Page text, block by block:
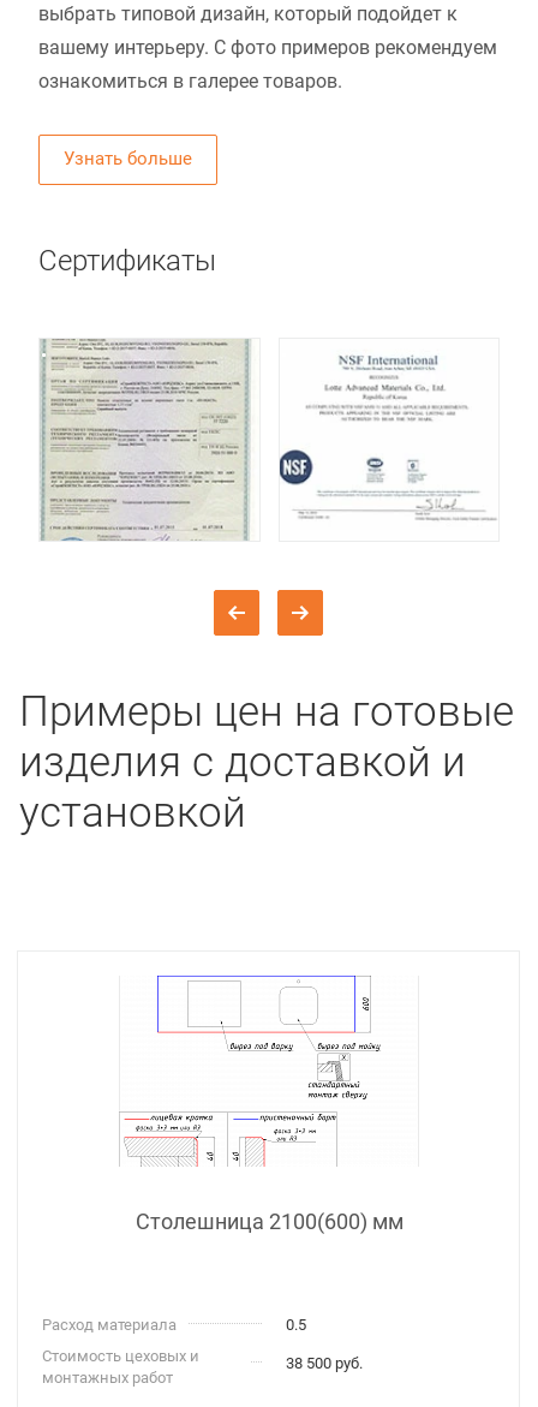
выбрать типовой дизайн, который подойдет к
вашему интерьеру. С фото примеров рекомендуем
ознакомиться в галерее товаров.
Узнать больше
Сертификаты
Примеры цен на готовые
изделия с доставкой и
установкой
Столешница 2100(600) мм
Расход материала
0.5
Стоимость цеховых и
монтажных работ
38 500 руб.